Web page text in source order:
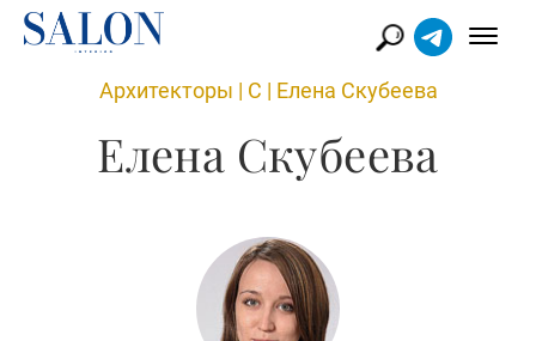
Архитекторы | С | Елена Скубеева
Елена Скубеева